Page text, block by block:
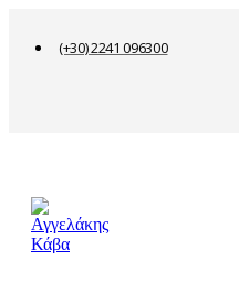
(+30) 2241 096300